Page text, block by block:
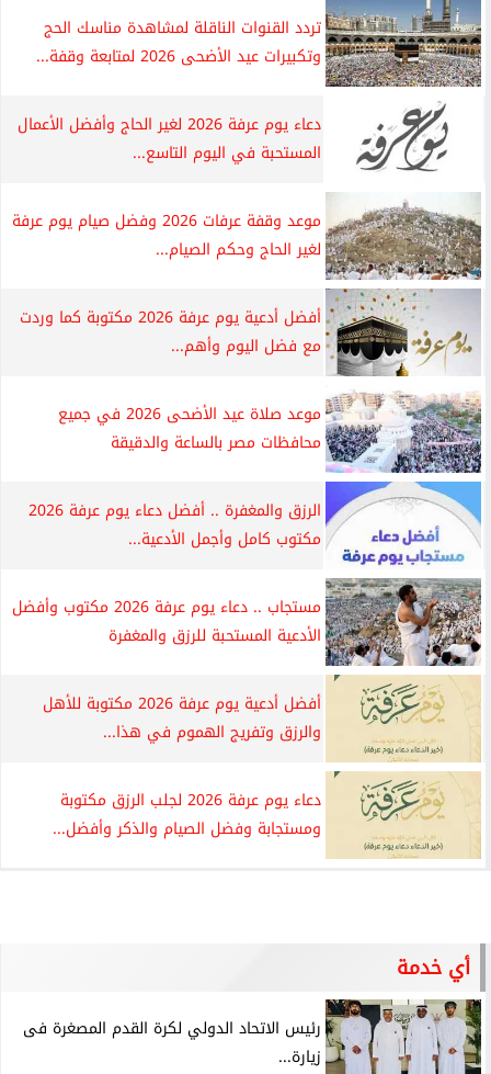
تردد القنوات الناقلة لمشاهدة مناسك الحج
وتكبيرات عيد الأضحى 2026 لمتابعة وقفة...
دعاء يوم عرفة 2026 لغير الحاج وأفضل الأعمال
المستحبة في اليوم التاسع...
موعد وقفة عرفات 2026 وفضل صيام يوم عرفة
لغير الحاج وحكم الصيام...
أفضل أدعية يوم عرفة 2026 مكتوبة كما وردت
مع فضل اليوم وأهم...
موعد صلاة عيد الأضحى 2026 في جميع
محافظات مصر بالساعة والدقيقة
الرزق والمغفرة .. أفضل دعاء يوم عرفة 2026
مكتوب كامل وأجمل الأدعية...
مستجاب .. دعاء يوم عرفة 2026 مكتوب وأفضل
الأدعية المستحبة للرزق والمغفرة
أفضل أدعية يوم عرفة 2026 مكتوبة للأهل
والرزق وتفريج الهموم في هذا...
دعاء يوم عرفة 2026 لجلب الرزق مكتوبة
ومستجابة وفضل الصيام والذكر وأفضل...
أي خدمة
رئيس الاتحاد الدولي لكرة القدم المصغرة فى
زيارة...